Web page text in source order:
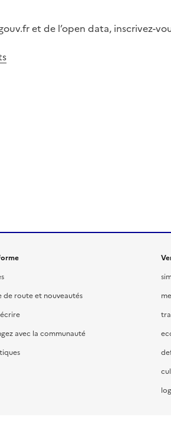
et de l’open data, inscrivez-
de route et nouveautés
avec la communauté